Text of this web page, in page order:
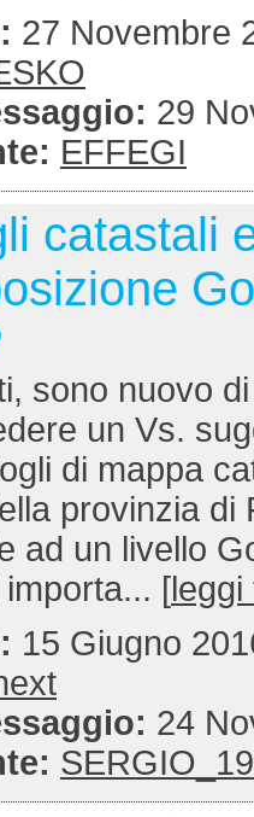
27 Novembre
29
EFFEGI
catastali
sono nuovo
un Vs.
di mappa
provinzia di
ad un livello
[
15 Giugno
24